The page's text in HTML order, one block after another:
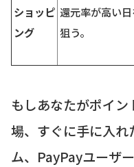
ショッピ
ング
還元率が高い日
狙う。
もしあなたがポイ
場、すぐに手に入
ム、PayPayユーザ